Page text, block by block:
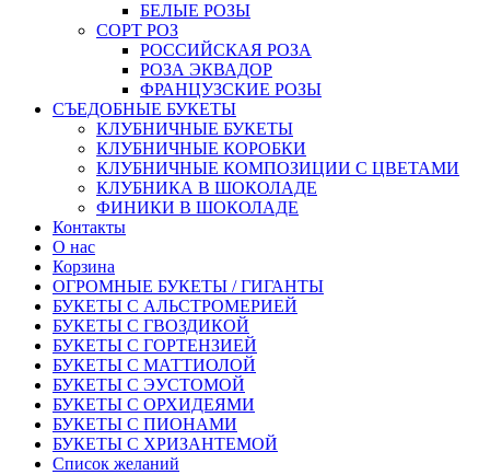
БЕЛЫЕ РОЗЫ
СОРТ РОЗ
РОССИЙСКАЯ РОЗА
РОЗА ЭКВАДОР
ФРАНЦУЗСКИЕ РОЗЫ
СЪЕДОБНЫЕ БУКЕТЫ
КЛУБНИЧНЫЕ БУКЕТЫ
КЛУБНИЧНЫЕ КОРОБКИ
КЛУБНИЧНЫЕ КОМПОЗИЦИИ С ЦВЕТАМИ
КЛУБНИКА В ШОКОЛАДЕ
ФИНИКИ В ШОКОЛАДЕ
Контакты
О нас
Корзина
ОГРОМНЫЕ БУКЕТЫ / ГИГАНТЫ
БУКЕТЫ С АЛЬСТРОМЕРИЕЙ
БУКЕТЫ С ГВОЗДИКОЙ
БУКЕТЫ С ГОРТЕНЗИЕЙ
БУКЕТЫ С МАТТИОЛОЙ
БУКЕТЫ С ЭУСТОМОЙ
БУКЕТЫ С ОРХИДЕЯМИ
БУКЕТЫ С ПИОНАМИ
БУКЕТЫ С ХРИЗАНТЕМОЙ
Список желаний